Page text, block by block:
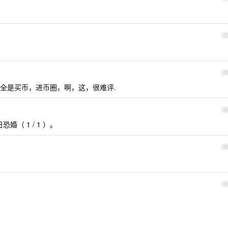
37
38
是买币，进币圈，啊，这，很难评.
39
婚（ 1 / 1 ）。
40
41